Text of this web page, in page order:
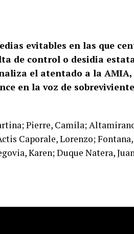
evitables en las que
de control o desidia
el atentado a la
en la voz de
Pierre, Camila;
Caporale, Lorenzo;
Karen; Duque Natera,